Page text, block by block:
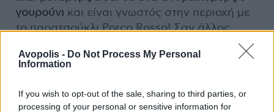
Avopolis - Do Not Process My Personal
Information
If you wish to opt-out of the sale, sharing to third parties, or
processing of your personal or sensitive information for
γουρούνι και είναι γνωστός στην περιοχή με
το παρατσούκλι Porco Rosso! Σαν άλλος
Humphrey Bogart αφήνει περιστασιακά το
κρησφύγετό του για το πλωτό bar της
και να φλερτάρει με την ιδιοκτήτρια -σε ένα
ρομάντζο που γνωρίζουν και οι δύο πως δεν